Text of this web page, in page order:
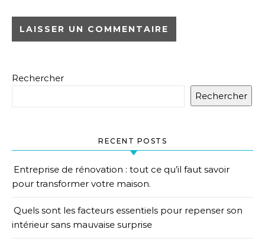
Rechercher
Rechercher
RECENT POSTS
Entreprise de rénovation : tout ce qu’il faut savoir
pour transformer votre maison.
Quels sont les facteurs essentiels pour repenser son
intérieur sans mauvaise surprise